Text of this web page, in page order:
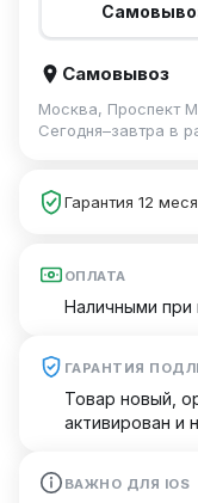
Самовывоз
Москва, Проспект
Сегодня–завтра в
Гарантия 12
ОПЛАТА
Наличными при
ГАРАНТИЯ
Товар новый,
активирован и
ВАЖНО ДЛЯ IOS